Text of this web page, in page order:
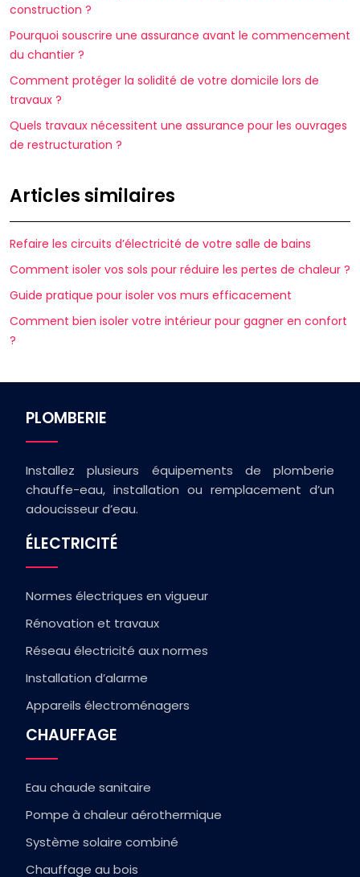
construction ?
Pourquoi souscrire une assurance avant le commencement
du chantier ?
Comment protéger la solidité de votre domicile lors de
travaux ?
Quels travaux nécessitent une assurance pour les ouvrages
de restructuration ?
Articles similaires
Refaire les circuits d’électricité de votre salle de bains
Comment isoler vos sols pour réduire les pertes de chaleur ?
Guide pratique pour isoler vos murs efficacement
Comment bien isoler votre intérieur pour gagner en confort
?
PLOMBERIE
Installez plusieurs équipements de plomberie
chauffe-eau, installation ou remplacement d’un
adoucisseur d’eau.
ÉLECTRICITÉ
Normes électriques en vigueur
Rénovation et travaux
Réseau électricité aux normes
Installation d’alarme
Appareils électroménagers
CHAUFFAGE
Eau chaude sanitaire
Pompe à chaleur aérothermique
Système solaire combiné
Chauffage au bois